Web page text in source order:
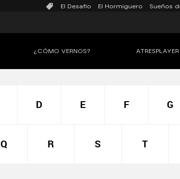
El Desafío El Hormiguero Sueños
¿CÓMO VERNOS? ATRESPLAYER
D E F G
Q R S T